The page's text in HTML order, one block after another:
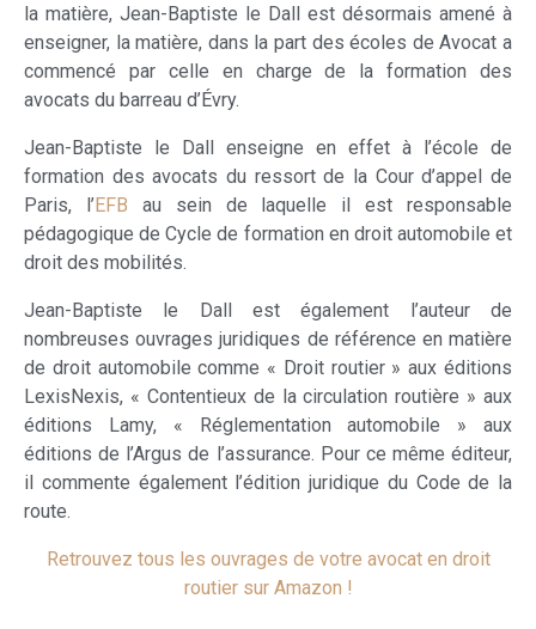
la matière, Jean-Baptiste le Dall est désormais amené à
enseigner, la matière, dans la part des écoles de Avocat a
commencé par celle en charge de la formation des
avocats du barreau d’Évry.
Jean-Baptiste le Dall enseigne en effet à l’école de
formation des avocats du ressort de la Cour d’appel de
Paris, l’EFB au sein de laquelle il est responsable
pédagogique de Cycle de formation en droit automobile et
droit des mobilités.
Jean-Baptiste le Dall est également l’auteur de
nombreuses ouvrages juridiques de référence en matière
de droit automobile comme « Droit routier » aux éditions
LexisNexis, « Contentieux de la circulation routière » aux
éditions Lamy, « Réglementation automobile » aux
éditions de l’Argus de l’assurance. Pour ce même éditeur,
il commente également l’édition juridique du Code de la
route.
Retrouvez tous les ouvrages de votre avocat en droit
routier sur Amazon !